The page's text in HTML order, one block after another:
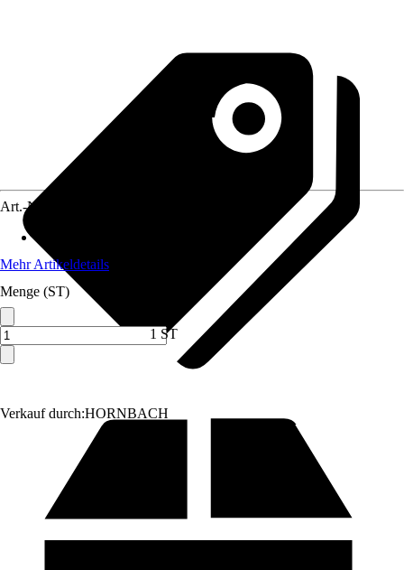
Verkauf durch:HORNBACH
Art.-Nr.
Mehr Artikeldetails
Menge (ST)
1 ST